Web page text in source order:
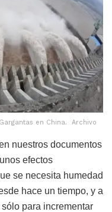
en China. Archivo
nuestros documentos
efectos
se necesita humedad
hace un tiempo, y a
para incrementar